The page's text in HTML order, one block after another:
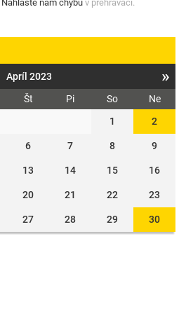
Nahláste nám chybu v prehrávači.
Apríl 2023 »
Št Pi So
Ne
1
2
6 7 8 9
13 14 15 16
20 21 22 23
27 28 29 30